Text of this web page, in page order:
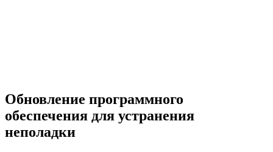
Обновление программного
обеспечения для устранения
неполадки